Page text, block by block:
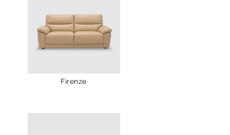
Firenze